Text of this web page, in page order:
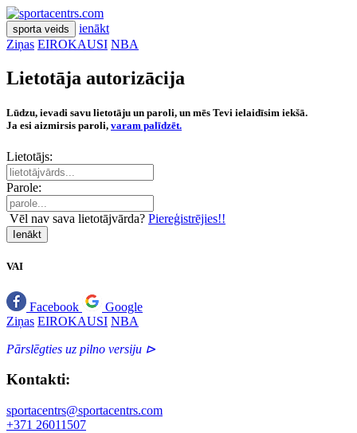
sporta veids
ienākt
Ziņas EIROKAUSI NBA
Lietotāja autorizācija
Lūdzu, ievadi savu lietotāju un paroli, un mēs Tevi ielaidīsim iekšā.
Ja esi aizmirsis paroli, varam palīdzēt.
Lietotājs:
Parole:
Vēl nav sava lietotājvārda? Piereģistrējies!!
Ienākt
VAI
Facebook
Google
Ziņas EIROKAUSI NBA
Pārslēgties uz pilno versiju ⊳
Kontakti:
sportacentrs@sportacentrs.com
+371 26011507